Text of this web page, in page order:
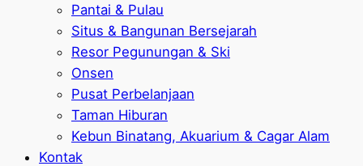
Pantai & Pulau
Situs & Bangunan Bersejarah
Resor Pegunungan & Ski
Onsen
Pusat Perbelanjaan
Taman Hiburan
Kebun Binatang, Akuarium & Cagar Alam
Kontak